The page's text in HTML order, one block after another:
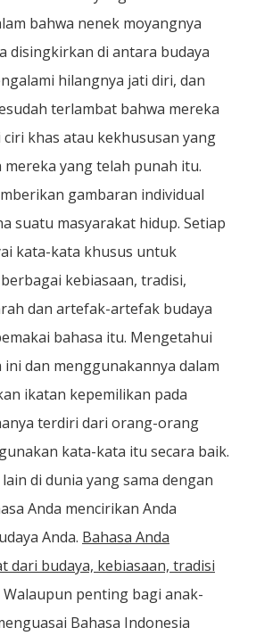
bahwa nenek moyangnya
disingkirkan di antara budaya
hilangnya jati diri, dan
terlambat bahwa mereka
khas atau kekhususan yang
mereka yang telah punah itu.
gambaran individual
suatu masyarakat hidup. Setiap
kata-kata khusus untuk
kebiasaan, tradisi,
dan artefak-artefak budaya
bahasa itu. Mengetahui
dan menggunakannya dalam
ikatan kepemilikan pada
terdiri dari orang-orang
kata-kata itu secara baik.
di dunia yang sama dengan
Anda mencirikan Anda
Anda. Bahasa Anda
dari budaya, kebiasaan, tradisi
Walaupun penting bagi anak-
Bahasa Indonesia